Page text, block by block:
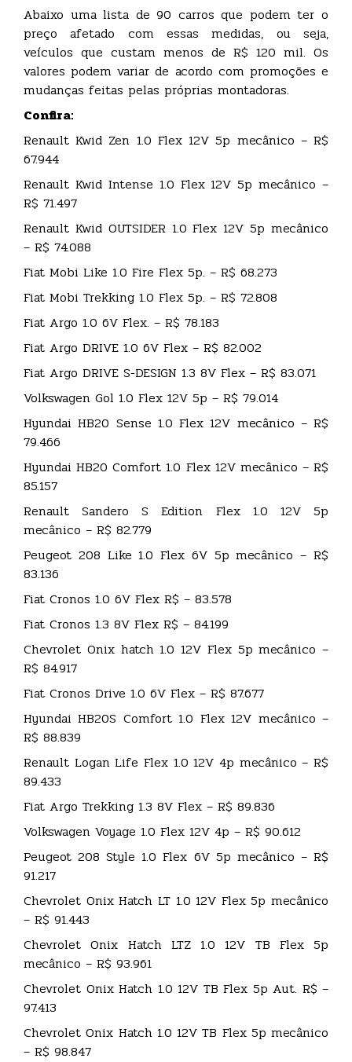
Abaixo uma lista de 90 carros que podem ter o
preço afetado com essas medidas, ou seja,
veículos que custam menos de R$ 120 mil. Os
valores podem variar de acordo com promoções e
mudanças feitas pelas próprias montadoras.
Confira:
Renault Kwid Zen 1.0 Flex 12V 5p mecânico – R$
67.944
Renault Kwid Intense 1.0 Flex 12V 5p mecânico –
R$ 71.497
Renault Kwid OUTSIDER 1.0 Flex 12V 5p mecânico
– R$ 74.088
Fiat Mobi Like 1.0 Fire Flex 5p. – R$ 68.273
Fiat Mobi Trekking 1.0 Flex 5p. – R$ 72.808
Fiat Argo 1.0 6V Flex. – R$ 78.183
Fiat Argo DRIVE 1.0 6V Flex – R$ 82.002
Fiat Argo DRIVE S-DESIGN 1.3 8V Flex – R$ 83.071
Volkswagen Gol 1.0 Flex 12V 5p – R$ 79.014
Hyundai HB20 Sense 1.0 Flex 12V mecânico – R$
79.466
Hyundai HB20 Comfort 1.0 Flex 12V mecânico – R$
85.157
Renault Sandero S Edition Flex 1.0 12V 5p
mecânico – R$ 82.779
Peugeot 208 Like 1.0 Flex 6V 5p mecânico – R$
83.136
Fiat Cronos 1.0 6V Flex R$ – 83.578
Fiat Cronos 1.3 8V Flex R$ – 84.199
Chevrolet Onix hatch 1.0 12V Flex 5p mecânico –
R$ 84.917
Fiat Cronos Drive 1.0 6V Flex – R$ 87.677
Hyundai HB20S Comfort 1.0 Flex 12V mecânico –
R$ 88.839
Renault Logan Life Flex 1.0 12V 4p mecânico – R$
89.433
Fiat Argo Trekking 1.3 8V Flex – R$ 89.836
Volkswagen Voyage 1.0 Flex 12V 4p – R$ 90.612
Peugeot 208 Style 1.0 Flex 6V 5p mecânico – R$
91.217
Chevrolet Onix Hatch LT 1.0 12V Flex 5p mecânico
– R$ 91.443
Chevrolet Onix Hatch LTZ 1.0 12V TB Flex 5p
mecânico – R$ 93.961
Chevrolet Onix Hatch 1.0 12V TB Flex 5p Aut. R$ –
97.413
Chevrolet Onix Hatch 1.0 12V TB Flex 5p mecânico
– R$ 98.847